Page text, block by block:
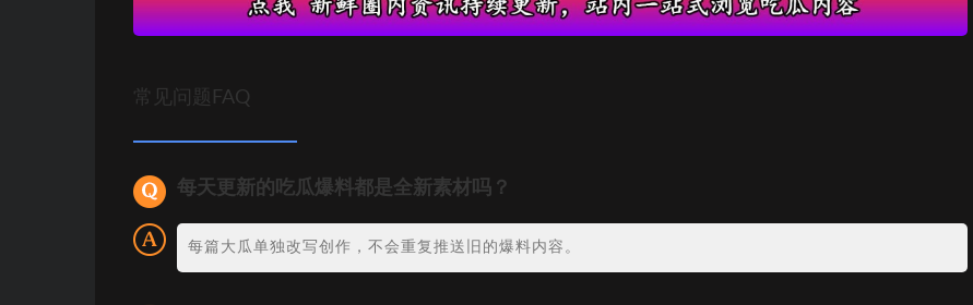
常见问题FAQ
每天更新的吃瓜爆料都是全新素材吗？
每篇大瓜单独改写创作，不会重复推送旧的爆料内容。